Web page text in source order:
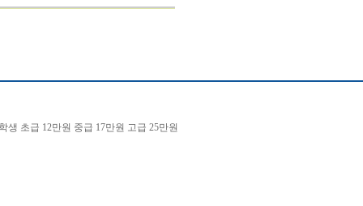
생 초급 12만원 중급 17만원 고급 25만원